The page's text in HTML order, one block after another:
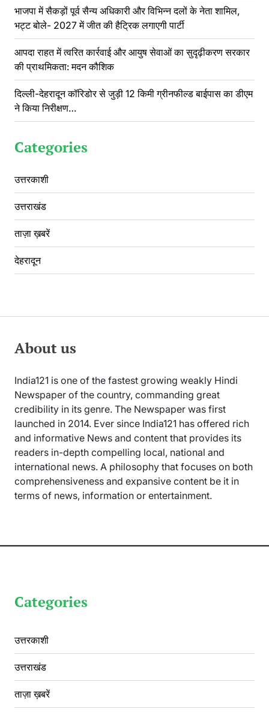
भाजपा में सैकड़ों पूर्व सैन्य अधिकारी और विभिन्न दलों के नेता शामिल,
भट्ट बोले- 2027 में जीत की हैट्रिक लगाएगी पार्टी
आपदा राहत में त्वरित कार्रवाई और आयुष सेवाओं का सुदृढ़ीकरण सरकार
की प्राथमिकता: मदन कौशिक
दिल्ली-देहरादून कॉरिडोर से जुड़ी 12 किमी ग्रीनफील्ड बाईपास का डीएम
ने किया निरीक्षण…
Categories
उत्तरकाशी
उत्तराखंड
ताज़ा ख़बरें
देहरादून
About us
India121 is one of the fastest growing weakly Hindi
Newspaper of the country, commanding great
credibility in its genre. The Newspaper was first
launched in 2014. Ever since India121 has offered rich
and informative News and content that provides its
readers in-depth compelling local, national and
international news. A philosophy that focuses on both
comprehensiveness and expansive content be it in
terms of news, information or entertainment.
Categories
उत्तरकाशी
उत्तराखंड
ताज़ा ख़बरें